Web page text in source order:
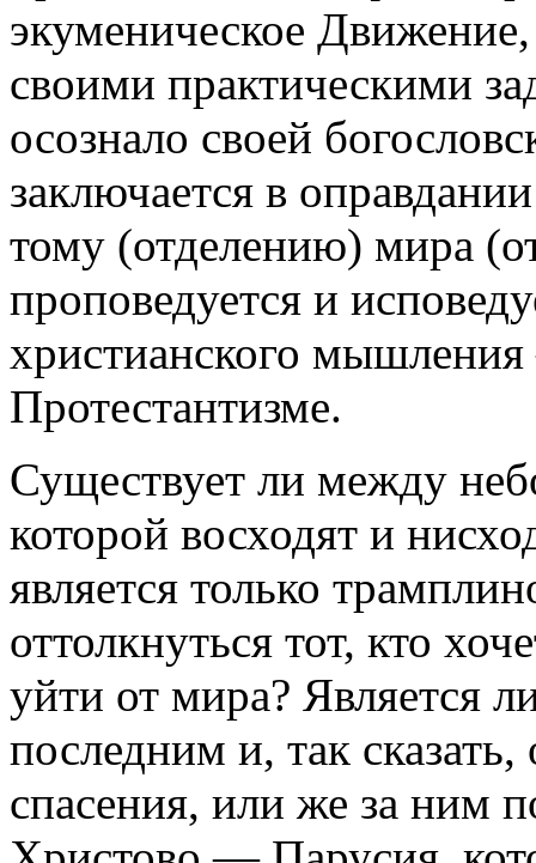
экуменическое
своими практическими
осознало своей
заключается в
тому (отделению) мира
проповедуется и
христианского
Протестантизме.
Существует ли между
которой восходят и
является только
оттолкнуться тот, кто
уйти от мира? Является
последним и, так
спасения, или же за ним